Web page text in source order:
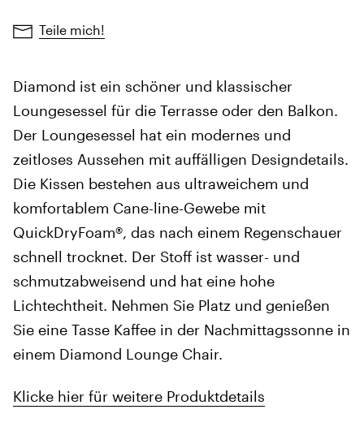
Teile mich!
Diamond ist ein schöner und klassischer
Loungesessel für die Terrasse oder den Balkon.
Der Loungesessel hat ein modernes und
zeitloses Aussehen mit auffälligen Designdetails.
Die Kissen bestehen aus ultraweichem und
komfortablem Cane-line-Gewebe mit
QuickDryFoam®, das nach einem Regenschauer
schnell trocknet. Der Stoff ist wasser- und
schmutzabweisend und hat eine hohe
Lichtechtheit. Nehmen Sie Platz und genießen
Sie eine Tasse Kaffee in der Nachmittagssonne in
einem Diamond Lounge Chair.
Klicke hier für weitere Produktdetails